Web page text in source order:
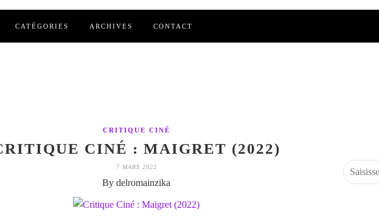
CATÉGORIES ARCHIVES CONTACT
CRITIQUE CINÉ
CINÉ : MAIGRET (2022)
7 MARS 2022
By delromainzika